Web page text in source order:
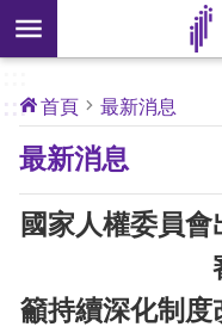
前往主要內容區塊
搜
尋
開
新
]
核
心
人
權
公
約
於
:::
首頁 最新消息
最新消息
國家人權委員
籲持續深化制